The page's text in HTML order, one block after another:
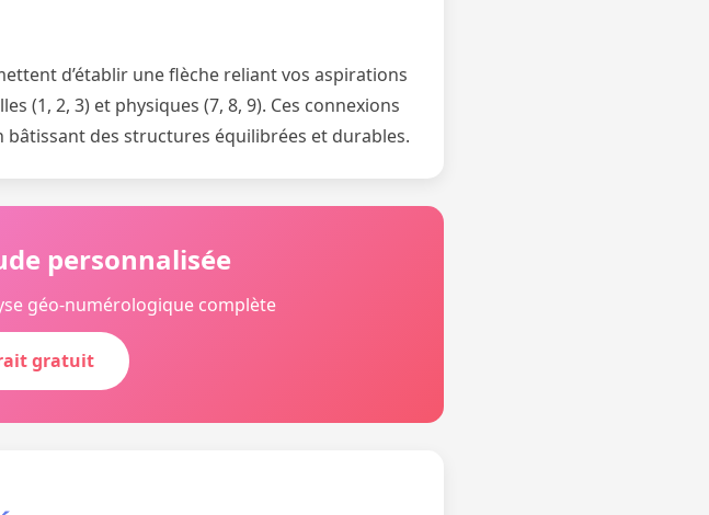
d’établir une flèche reliant vos aspirations
(1, 2, 3) et physiques (7, 8, 9). Ces connexions
des structures équilibrées et durables.
personnalisée
géo-numérologique complète
gratuit